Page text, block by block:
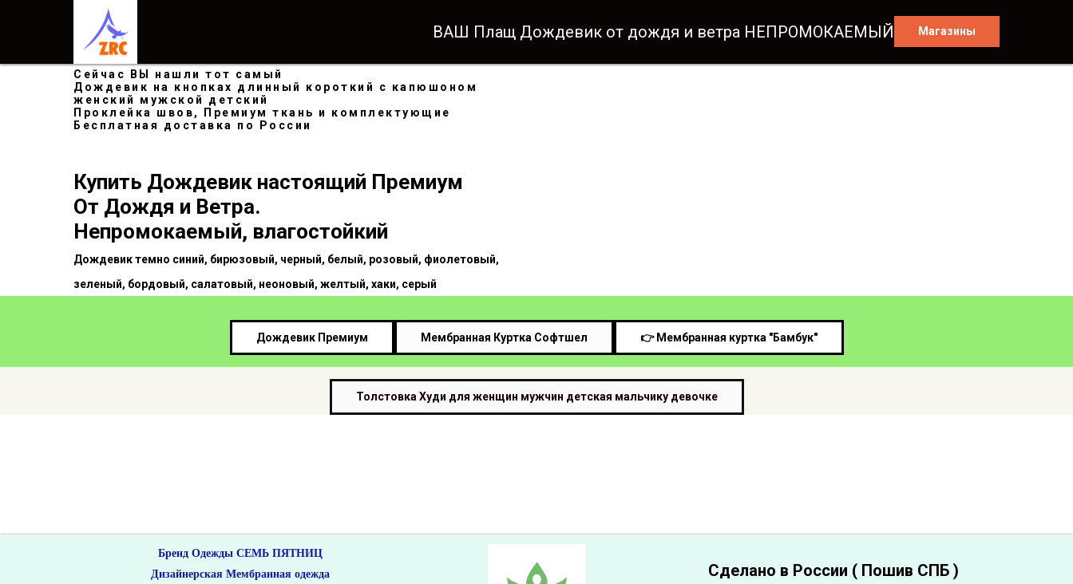
ВАШ Плащ Дождевик от дождя и ветра НЕПРОМОКАЕМЫЙ Магазины
Сейчас ВЫ нашли тот самый
Дождевик на кнопках длинный короткий с капюшоном
женский мужской детский
Проклейка швов, Премиум ткань и комплектующие
Бесплатная доставка по России
Купить Дождевик настоящий Премиум
От Дождя и Ветра.
Непромокаемый, влагостойкий
Дождевик темно синий, бирюзовый, черный, белый, розовый, фиолетовый,
зеленый, бордовый, салатовый, неоновый, желтый, хаки, серый
Дождевик Премиум Мембранная Куртка Софтшел 👉 Мембранная куртка "Бамбук"
Толстовка Худи для женщин мужчин детская мальчику девочке
Бренд Одежды СЕМЬ ПЯТНИЦ
Дизайнерская Мембранная одежда
Сделано в России ( Пошив СПБ )
ВАШ Плащ Дождевик от дождя и ветра НЕПРОМОКАЕМЫЙ Магазины